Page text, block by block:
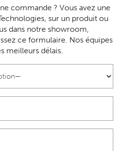
commande ? Vous avez une
sur un produit ou
dans notre showroom,
ce formulaire. Nos équipes
meilleurs délais.